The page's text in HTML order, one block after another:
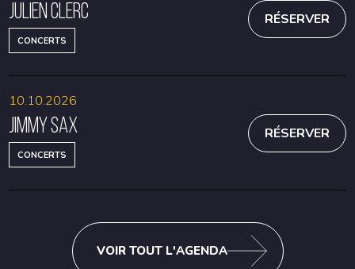
Julien Clerc
CONCERTS
RÉSERVER
Jimmy Sax
CONCERTS
10.10.2026
RÉSERVER
VOIR TOUT L'AGENDA